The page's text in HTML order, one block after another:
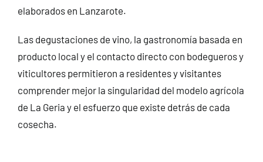
elaborados en Lanzarote.
Las degustaciones de vino, la gastronomía basada en
producto local y el contacto directo con bodegueros y
viticultores permitieron a residentes y visitantes
comprender mejor la singularidad del modelo agrícola
de La Geria y el esfuerzo que existe detrás de cada
cosecha.